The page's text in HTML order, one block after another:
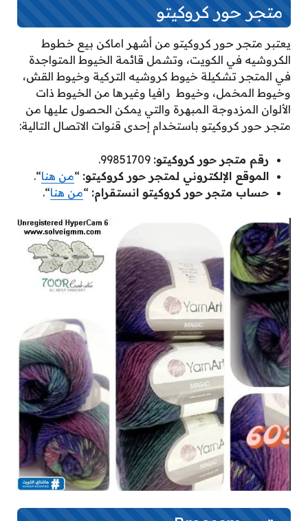
متجر حور كروكيتو
يعتبر متجر حور كروكيتو من أشهر اماكن بيع خطوط
الكروشيه في الكويت، وتشمل قائمة الخيوط المتواجدة
في المتجر تشكيلة خيوط كروشيه التركية وخيوط القش،
وخيوط المخمل، وخيوط رافيا وغيرها من الخيوط ذات
الألوان المزدوجة المبهرة والتي يمكن الحصول عليها من
متجر حور كروكيتو باستخدام إحدى قنوات الاتصال التالية:
رقم متجر حور كروكيتو:
الموقع الإلكتروني لمتجر حور كروكيتو: “من هنا“.
حساب متجر حور كروكيتو انستقرام: “من هنا“.